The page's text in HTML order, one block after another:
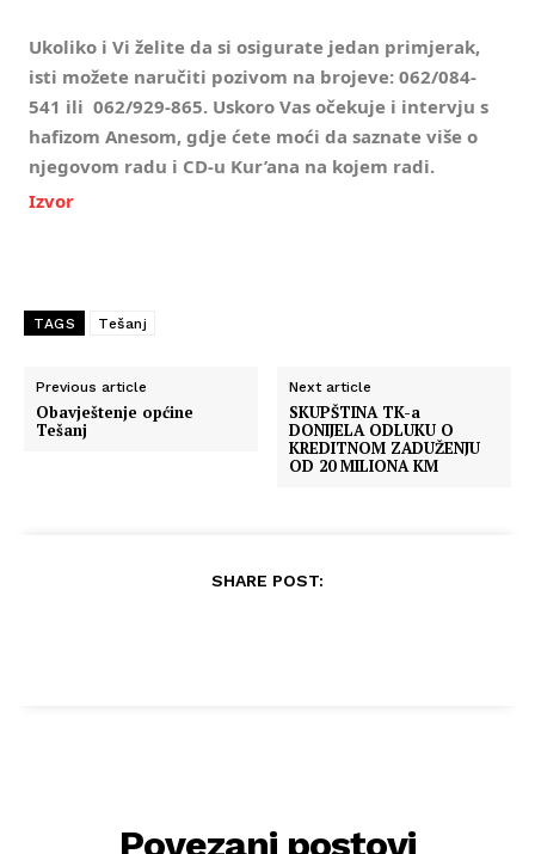
Ukoliko i Vi želite da si osigurate jedan primjerak,
isti možete naručiti pozivom na brojeve: 062/084-
541 ili 062/929-865. Uskoro Vas očekuje i intervju s
hafizom Anesom, gdje ćete moći da saznate više o
njegovom radu i CD-u Kur’ana na kojem radi.
Izvor
TAGS Tešanj
Previous article
Obavještenje općine
Tešanj
Next article
SKUPŠTINA TK-a
DONIJELA ODLUKU O
KREDITNOM ZADUŽENJU
OD 20 MILIONA KM
SHARE POST:
Povezani postovi